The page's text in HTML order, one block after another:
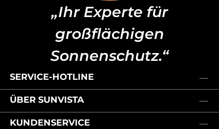
„Ihr Experte für
großflächigen
Sonnenschutz.“
SERVICE-HOTLINE
ÜBER SUNVISTA
KUNDENSERVICE